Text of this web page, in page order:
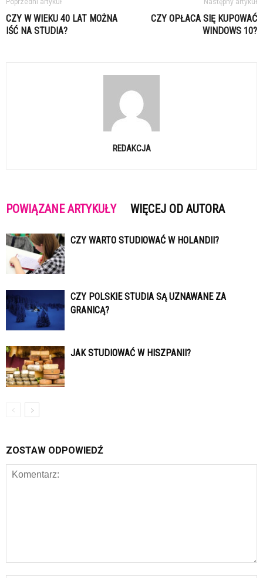
Poprzedni artykuł
CZY W WIEKU 40 LAT MOŻNA
IŚĆ NA STUDIA?
Następny artykuł
CZY OPŁACA SIĘ KUPOWAĆ
WINDOWS 10?
REDAKCJA
POWIĄZANE ARTYKUŁY WIĘCEJ OD AUTORA
CZY WARTO STUDIOWAĆ W HOLANDII?
CZY POLSKIE STUDIA SĄ UZNAWANE ZA
GRANICĄ?
JAK STUDIOWAĆ W HISZPANII?
ZOSTAW ODPOWIEDŹ